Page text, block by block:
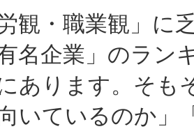
労観・職業観」に
名企業」のラン
あります。そも
いているのか」